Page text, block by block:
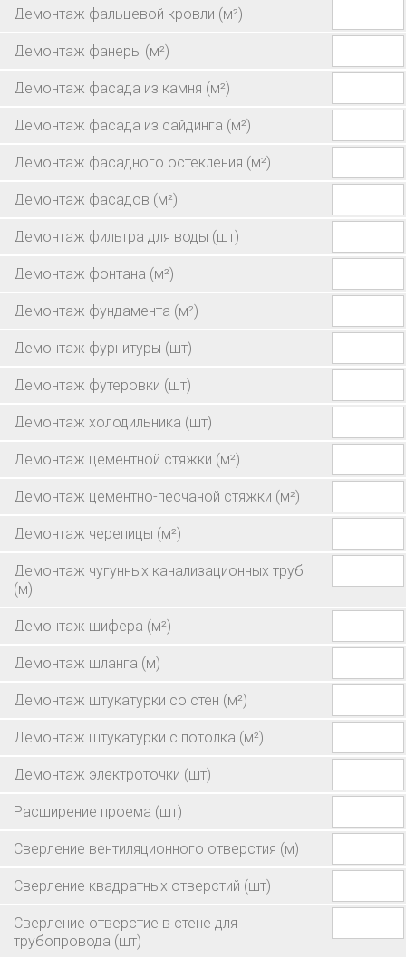
Демонтаж фальцевой кровли (м²)
Демонтаж фанеры (м²)
Демонтаж фасада из камня (м²)
Демонтаж фасада из сайдинга (м²)
Демонтаж фасадного остекления (м²)
Демонтаж фасадов (м²)
Демонтаж фильтра для воды (шт)
Демонтаж фонтана (м²)
Демонтаж фундамента (м²)
Демонтаж фурнитуры (шт)
Демонтаж футеровки (шт)
Демонтаж холодильника (шт)
Демонтаж цементной стяжки (м²)
Демонтаж цементно-песчаной стяжки (м²)
Демонтаж черепицы (м²)
Демонтаж чугунных канализационных труб
(м)
Демонтаж шифера (м²)
Демонтаж шланга (м)
Демонтаж штукатурки со стен (м²)
Демонтаж штукатурки с потолка (м²)
Демонтаж электроточки (шт)
Расширение проема (шт)
Сверление вентиляционного отверстия (м)
Сверление квадратных отверстий (шт)
Сверление отверстие в стене для
трубопровода (шт)